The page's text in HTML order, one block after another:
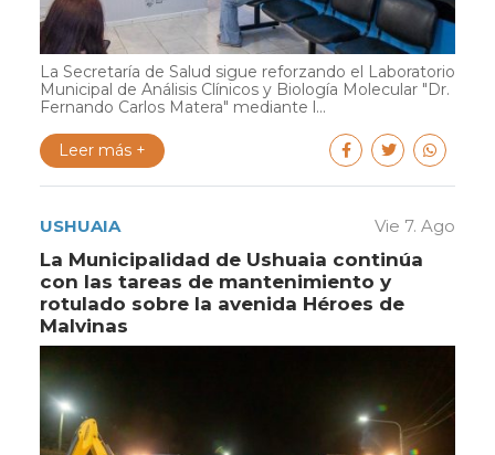
La Secretaría de Salud sigue reforzando el Laboratorio
Municipal de Análisis Clínicos y Biología Molecular "Dr.
Fernando Carlos Matera" mediante l...
Leer más +
USHUAIA Vie 7. Ago
La Municipalidad de Ushuaia continúa
con las tareas de mantenimiento y
rotulado sobre la avenida Héroes de
Malvinas